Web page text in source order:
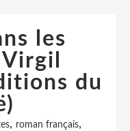
les
du
, roman français,